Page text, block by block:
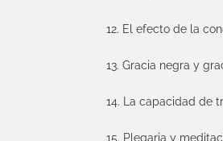
12. El efecto de la
13. Gracia negra y
14. La capacidad de
15. Plegaria y